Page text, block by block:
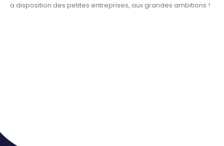
a disposition des petites entreprises, aux grandes ambitions !